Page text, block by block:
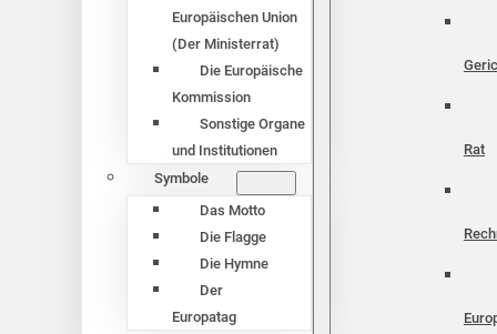
Europäischen Union
(Der Ministerrat)
Die Europäische
Kommission
Sonstige Organe
und Institutionen
Symbole
Das Motto
Die Flagge
Die Hymne
Der
Europatag
Rat